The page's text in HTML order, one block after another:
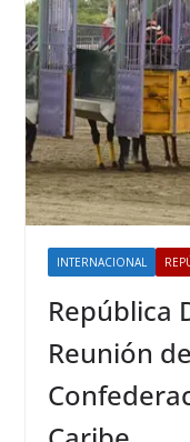
INTERNACIONAL
República
Reunión